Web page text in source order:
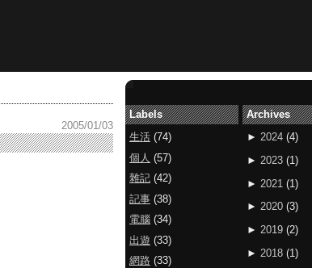
2005/01/03
Archives
► 2024 (4)
► 2023 (1 )
► 2021 (1)
► 2020 (3)
► 2019 (2)
► 2018 (1 )
Labels
生活 (74)
個人 (57)
雜記 (42)
記事 (38)
電腦 (34)
出遊 (33)
網路 (33)